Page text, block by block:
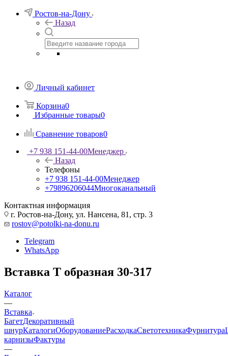
Ростов-на-Дону
Назад
Личный кабинет
Корзина0
Избранные товары0
Сравнение товаров0
+7 938 151-44-00Менеджер
Назад
Телефоны
+7 938 151-44-00Менеджер
+79896206044Многоканальный
Контактная информация
г. Ростов-на-Дону, ул. Нансена, 81, стр. 3
rostov@potolki-na-donu.ru
Telegram
WhatsApp
Вставка Т образная 30-317
Каталог
—
Вставка
БагетДекоративный
шнурКаталогиОборудованиеРасходкаСветотехникаФурнитура
карнизыФактуры
—